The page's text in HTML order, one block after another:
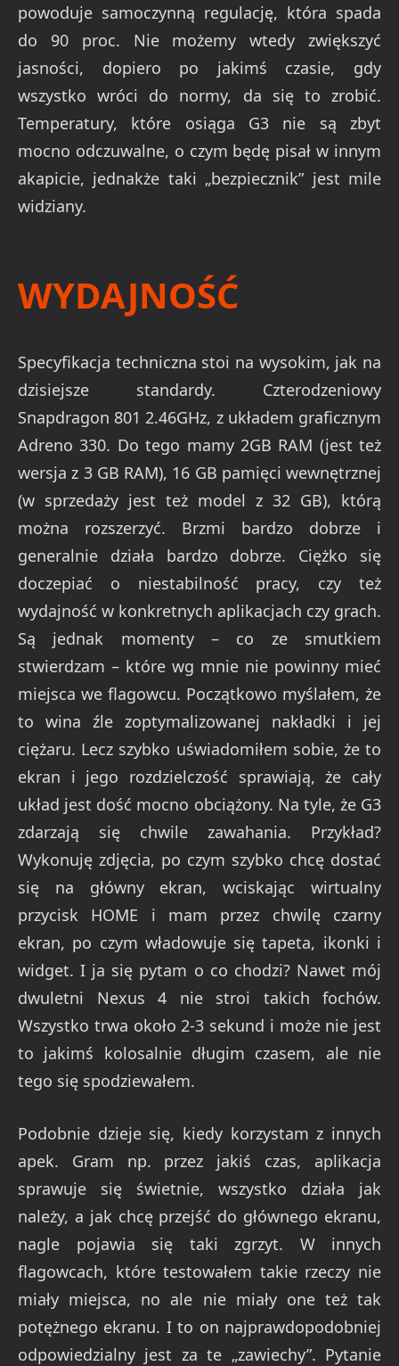
powoduje samoczynną regulację, która spada
do 90 proc. Nie możemy wtedy zwiększyć
jasności, dopiero po jakimś czasie, gdy
wszystko wróci do normy, da się to zrobić.
Temperatury, które osiąga G3 nie są zbyt
mocno odczuwalne, o czym będę pisał w innym
akapicie, jednakże taki „bezpiecznik” jest mile
widziany.
WYDAJNOŚĆ
Specyfikacja techniczna stoi na wysokim, jak na
dzisiejsze standardy. Czterodzeniowy
Snapdragon 801 2.46GHz, z układem graficznym
Adreno 330. Do tego mamy 2GB RAM (jest też
wersja z 3 GB RAM), 16 GB pamięci wewnętrznej
(w sprzedaży jest też model z 32 GB), którą
można rozszerzyć. Brzmi bardzo dobrze i
generalnie działa bardzo dobrze. Ciężko się
doczepiać o niestabilność pracy, czy też
wydajność w konkretnych aplikacjach czy grach.
Są jednak momenty – co ze smutkiem
stwierdzam – które wg mnie nie powinny mieć
miejsca we flagowcu. Początkowo myślałem, że
to wina źle zoptymalizowanej nakładki i jej
ciężaru. Lecz szybko uświadomiłem sobie, że to
ekran i jego rozdzielczość sprawiają, że cały
układ jest dość mocno obciążony. Na tyle, że G3
zdarzają się chwile zawahania. Przykład?
Wykonuję zdjęcia, po czym szybko chcę dostać
się na główny ekran, wciskając wirtualny
przycisk HOME i mam przez chwilę czarny
ekran, po czym władowuje się tapeta, ikonki i
widget. I ja się pytam o co chodzi? Nawet mój
dwuletni Nexus 4 nie stroi takich fochów.
Wszystko trwa około 2-3 sekund i może nie jest
to jakimś kolosalnie długim czasem, ale nie
tego się spodziewałem.
Podobnie dzieje się, kiedy korzystam z innych
apek. Gram np. przez jakiś czas, aplikacja
sprawuje się świetnie, wszystko działa jak
należy, a jak chcę przejść do głównego ekranu,
nagle pojawia się taki zgrzyt. W innych
flagowcach, które testowałem takie rzeczy nie
miały miejsca, no ale nie miały one też tak
potężnego ekranu. I to on najprawdopodobniej
odpowiedzialny jest za te „zawiechy”. Pytanie